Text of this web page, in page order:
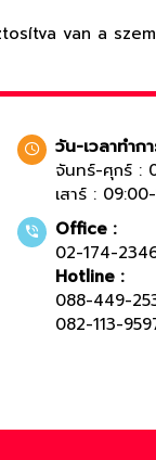
van a
วัน-เวลาทำก
จันทร์-ศุกร์ :
เสาร์ :
Office :
02-174-
Hotline :
088-449-
082-113-